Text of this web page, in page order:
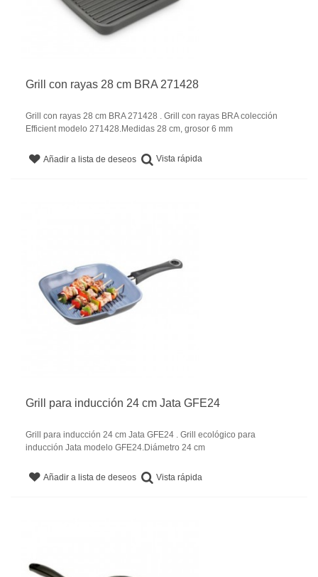
Grill con rayas 28 cm BRA 271428
Grill con rayas 28 cm BRA 271428 . Grill con rayas BRA colección
Efficient modelo 271428.Medidas 28 cm, grosor 6 mm
Añadir a lista de deseos Vista rápida
Grill para inducción 24 cm Jata GFE24
Grill para inducción 24 cm Jata GFE24 . Grill ecológico para
inducción Jata modelo GFE24.Diámetro 24 cm
Añadir a lista de deseos Vista rápida